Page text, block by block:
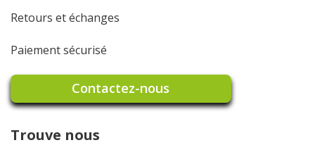
Retours et échanges
Paiement sécurisé
Contactez-nous
Trouve nous